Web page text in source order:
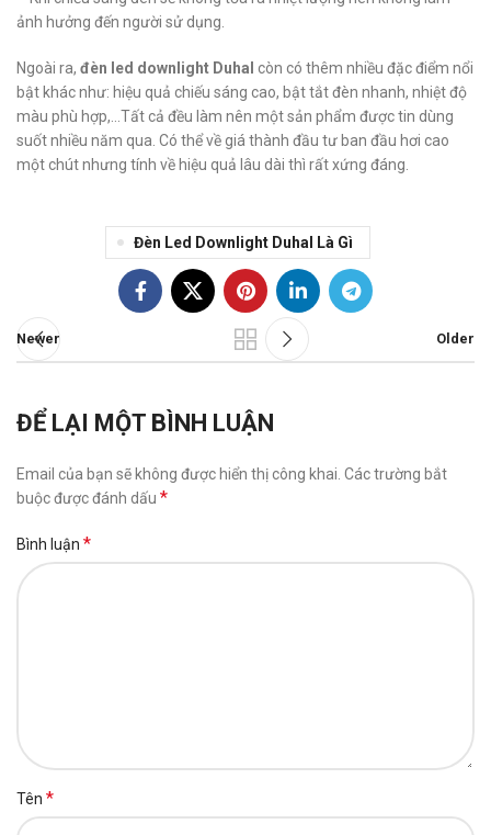
ảnh hưởng đến người sử dụng.
Ngoài ra, đèn led downlight Duhal còn có thêm nhiều đặc điểm nổi
bật khác như: hiệu quả chiếu sáng cao, bật tắt đèn nhanh, nhiệt độ
màu phù hợp,…Tất cả đều làm nên một sản phẩm được tin dùng
suốt nhiều năm qua. Có thể về giá thành đầu tư ban đầu hơi cao
một chút nhưng tính về hiệu quả lâu dài thì rất xứng đáng.
Đèn Led Downlight Duhal Là Gì
Newer Older
ĐỂ LẠI MỘT BÌNH LUẬN
Email của bạn sẽ không được hiển thị công khai. Các trường bắt
buộc được đánh dấu *
Bình luận *
Tên *